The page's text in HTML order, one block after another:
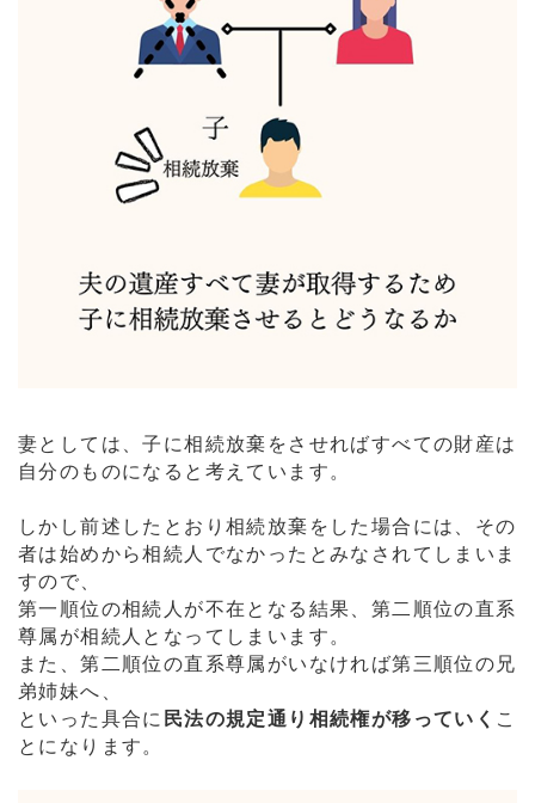
妻としては、子に相続放棄をさせればすべての財産は
自分のものになると考えています。
しかし前述したとおり相続放棄をした場合には、その
者は始めから相続人でなかったとみなされてしまいま
すので、
第一順位の相続人が不在となる結果、第二順位の直系
尊属が相続人となってしまいます。
また、第二順位の直系尊属がいなければ第三順位の兄
弟姉妹へ、
といった具合に 民法の規定通り相続権が移っていく こ
とになります。